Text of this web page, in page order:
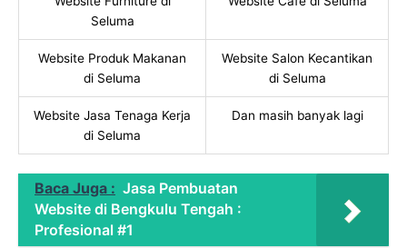
Seluma
Website Produk Makanan
di Seluma
Website Salon Kecantikan
di Seluma
Website Jasa Tenaga Kerja
di Seluma
Dan masih banyak lagi
Baca Juga : Jasa Pembuatan
Website di Bengkulu Tengah :
Profesional #1